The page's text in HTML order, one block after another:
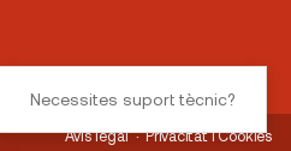
Avís legal Privacitat i Cookies
Necessites suport tècnic?